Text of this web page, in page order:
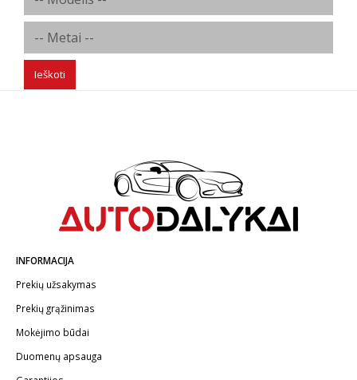
Ieškoti
INFORMACIJA
Prekių užsakymas
Prekių grąžinimas
Mokėjimo būdai
Duomenų apsauga